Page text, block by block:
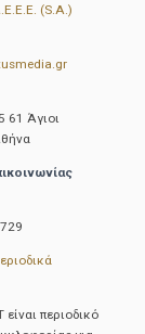
(S.A.)
61 Άγιοι
είναι περιοδικό